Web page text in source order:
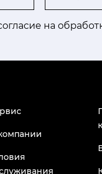
на